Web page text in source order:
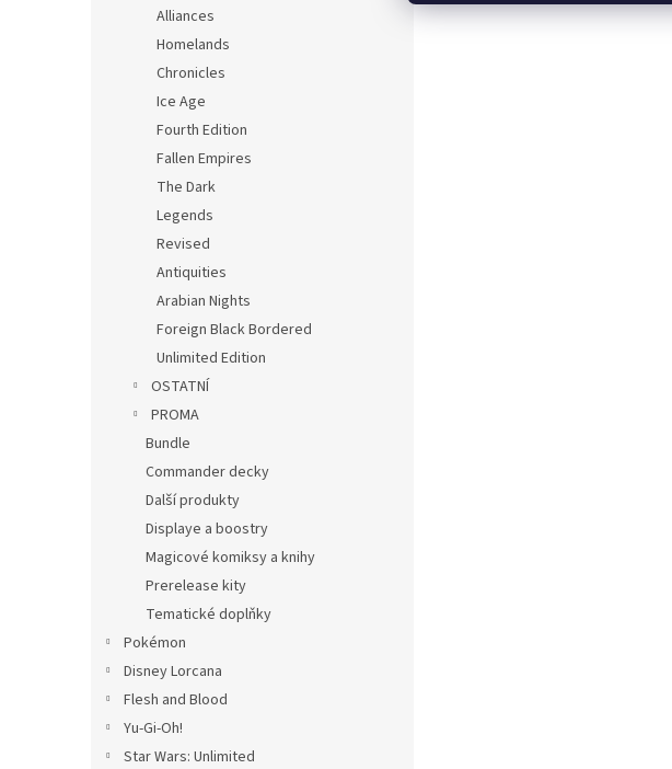
Alliances
Homelands
Chronicles
Ice Age
Fourth Edition
Fallen Empires
The Dark
Legends
Revised
Antiquities
Arabian Nights
Foreign Black Bordered
Unlimited Edition
OSTATNÍ
PROMA
Bundle
Commander decky
Další produkty
Displaye a boostry
Magicové komiksy a knihy
Prerelease kity
Tematické doplňky
Pokémon
Disney Lorcana
Flesh and Blood
Yu-Gi-Oh!
Star Wars: Unlimited